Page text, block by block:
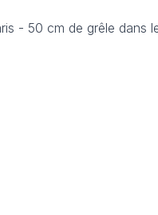
- 50 cm de grêle dans